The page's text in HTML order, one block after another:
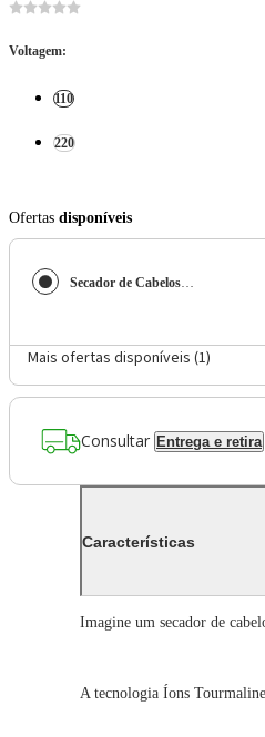
Voltagem:
110
220
Ofertas disponíveis
Secador de Cabelos Philco Íons Tourmaline 2100W PSC2600
Mais ofertas disponíveis (1)
Consultar Entrega e retira
Características
Imagine um secador de
A tecnologia Íons